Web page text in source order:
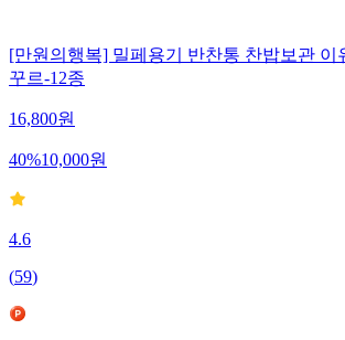
[만원의행복] 밀페용기 반찬통 찬밥보관 이
꾸르-12종
16,800원
40%10,000원
4.6
(59)